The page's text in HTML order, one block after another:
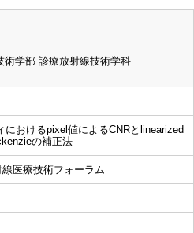
学部 診療放射線技術学科
におけるpixel値によるCNRとlinearized
の補正法
医療技術フォーラム